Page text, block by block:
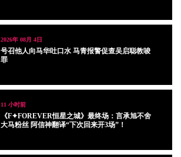
2026年 08月 4日
号召他人向马华吐口水 马青报警促查吴启聪教唆
罪
11 小时前
《F✦FOREVER恒星之城》最终场：言承旭不舍
大马粉丝 阿信神翻译“下次回来开3场”！